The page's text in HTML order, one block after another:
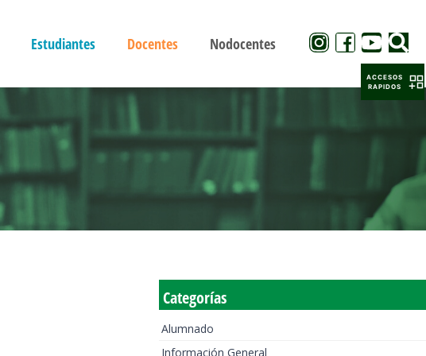
Estudiantes Docentes Nodocentes
Categorías
Alumnado
Información General
ACCESOS
RAPIDOS